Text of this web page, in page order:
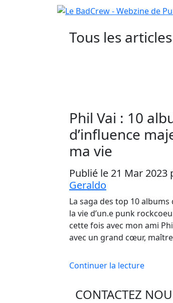
Tous les
Phil Vai : 10
d’influence
ma vie
Publié le 21 Mar 2023
Geraldo
La saga des top 10
la vie d’un.e punk
cette fois avec mon ami
avec un grand cœur,
Continuer la lecture
CONTACTEZ